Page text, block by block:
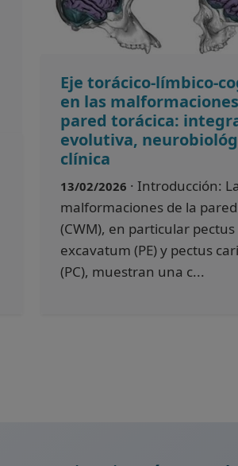
Eje torácico-límbico-
en las
pared torácica:
evolutiva,
clínica
13/02/2026 · Introducción:
malformaciones de la
(CWM), en particular pectus
excavatum (PE) y pectus
(PC), muestran una c...